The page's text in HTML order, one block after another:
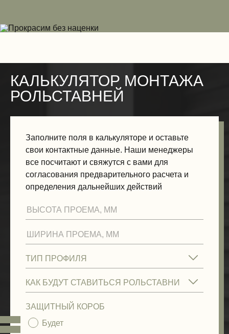
КАЛЬКУЛЯТОР МОНТАЖА
РОЛЬСТАВНЕЙ
Заполните поля в калькуляторе и оставьте
свои контактные данные. Наши менеджеры
все посчитают и свяжутся с вами для
согласования предварительного расчета и
определения дальнейших действий
ЗАЩИТНЫЙ КОРОБ
Будет